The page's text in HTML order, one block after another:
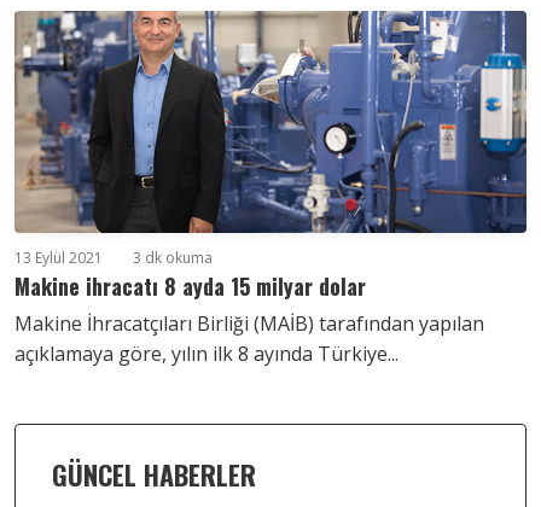
13 Eylül 2021 3 dk okuma
Makine ihracatı 8 ayda 15 milyar dolar
Makine İhracatçıları Birliği (MAİB) tarafından yapılan
açıklamaya göre, yılın ilk 8 ayında Türkiye...
GÜNCEL HABERLER